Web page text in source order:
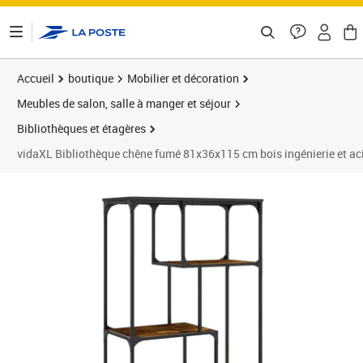
Accueil boutique
Mobilier et décoration
Meubles de salon, salle à manger et séjour
Bibliothèques et étagères
vidaXL Bibliothèque chêne fumé 81x36x115 cm bois ingénierie et